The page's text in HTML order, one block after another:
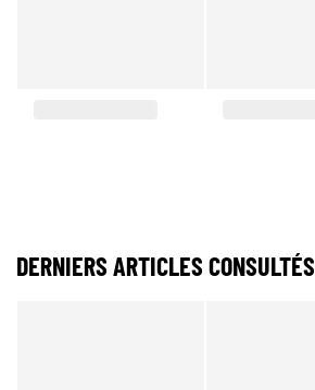
DERNIERS ARTICLES CONSULTÉS